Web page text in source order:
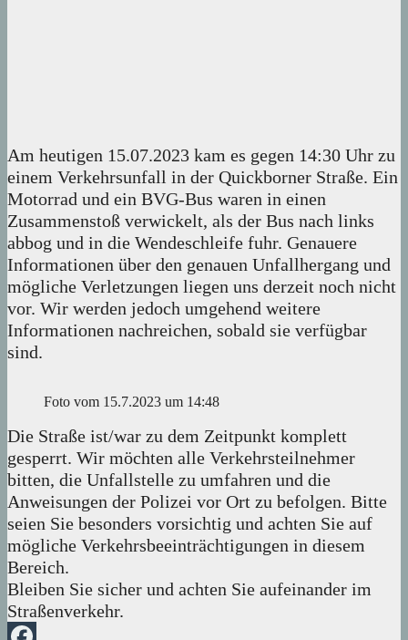
Am heutigen 15.07.2023 kam es gegen 14:30 Uhr zu
einem Verkehrsunfall in der Quickborner Straße. Ein
Motorrad und ein BVG-Bus waren in einen
Zusammenstoß verwickelt, als der Bus nach links
abbog und in die Wendeschleife fuhr. Genauere
Informationen über den genauen Unfallhergang und
mögliche Verletzungen liegen uns derzeit noch nicht
vor. Wir werden jedoch umgehend weitere
Informationen nachreichen, sobald sie verfügbar
sind.
Foto vom 15.7.2023 um 14:48
Die Straße ist/war zu dem Zeitpunkt komplett
gesperrt. Wir möchten alle Verkehrsteilnehmer
bitten, die Unfallstelle zu umfahren und die
Anweisungen der Polizei vor Ort zu befolgen. Bitte
seien Sie besonders vorsichtig und achten Sie auf
mögliche Verkehrsbeeinträchtigungen in diesem
Bereich.
Bleiben Sie sicher und achten Sie aufeinander im
Straßenverkehr.